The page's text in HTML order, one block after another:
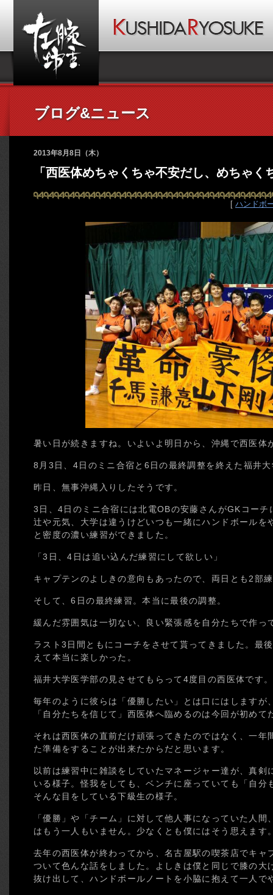
ブログ&ニュース
2013年8月8日（木）
「西医体めちゃくちゃ不安だし、めちゃ
[ ハンドボ
暑い日が続きますね。いよいよ明日から、沖縄で西医体
8月3日、4日のミニ合宿と6日の最終調整を終えた福井
昨日、無事沖縄入りしたそうです。
3日、4日のミニ合宿には北電OBの安藤さんがGKコー
辻や元気、大学は違うけどいつも一緒にハンドボールを
と密度の濃い練習ができました。
「3日、4日は追い込んだ練習にして欲しい」
キャプテンのよしきの意向もあったので、両日とも2部
そして、6日の最終練習。本当に最後の調整。
緩んだ雰囲気は一切ない、良い緊張感を自分たちで作っ
ラスト3日間ともにコーチをさせて貰ってきました。最
えて本当に楽しかった。
福井大学医学部の見させてもらって4度目の西医体です。
毎年のように彼らは「優勝したい」とは口にはしますが
「自分たちを信じて」西医体へ臨めるのは今回が初めて
それは西医体の直前だけ頑張ってきたのではなく、一年
た準備をすることが出来たからだと思います。
以前は練習中に雑談をしていたマネージャー達が、真剣
いる様子。怪我をしても、ベンチに座っていても「自分
そんな目をしている下級生の様子。
「優勝」や「チーム」に対して他人事になっていた人
はもう一人もいません。少なくとも僕にはそう思えます
去年の西医体が終わってから、名古屋駅の喫茶店でキャ
ついて色んな話をしました。よしきは僕と同じで膝の大
抜け出して、ハンドボールノートを小脇に抱えて一人で